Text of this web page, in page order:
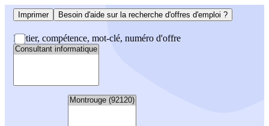
Imprimer Besoin d'aide sur la recherche d'offres d'emploi ?
Métier, compétence, mot-clé, numéro d'offre